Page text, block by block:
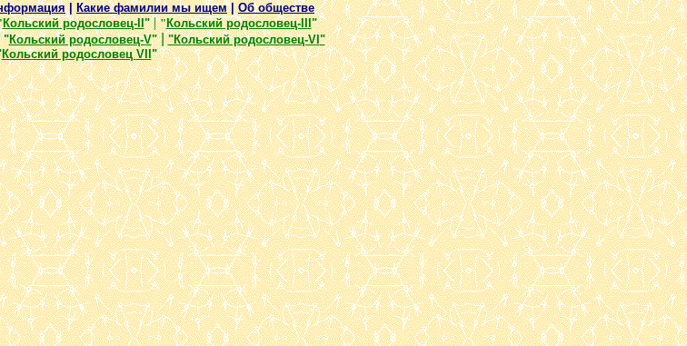
|Какие фамилии мы ищем|Об обществе
Кольский родословец-II"|"Кольский родословец-III"
"Кольский родословец-V" |"Кольский родословец-VI"
Кольский родословецVII"